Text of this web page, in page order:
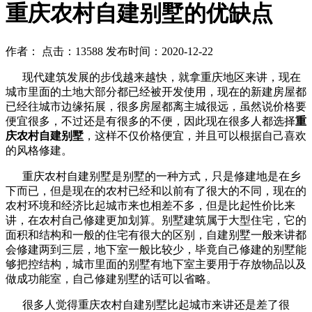
重庆农村自建别墅的优缺点
作者： 点击：13588 发布时间：2020-12-22
现代建筑发展的步伐越来越快，就拿重庆地区来讲，现在
城市里面的土地大部分都已经被开发使用，现在的新建房屋都
已经往城市边缘拓展，很多房屋都离主城很远，虽然说价格要
便宜很多，不过还是有很多的不便，因此现在很多人都选择重
庆农村自建别墅 ，这样不仅价格便宜，并且可以根据自己喜欢
的风格修建。
重庆农村自建别墅是别墅的一种方式，只是修建地是在乡
下而已，但是现在的农村已经和以前有了很大的不同，现在的
农村环境和经济比起城市来也相差不多，但是比起性价比来
讲，在农村自己修建更加划算。别墅建筑属于大型住宅，它的
面积和结构和一般的住宅有很大的区别，自建别墅一般来讲都
会修建两到三层，地下室一般比较少，毕竟自己修建的别墅能
够把控结构，城市里面的别墅有地下室主要用于存放物品以及
做成功能室，自己修建别墅的话可以省略。
很多人觉得重庆农村自建别墅比起城市来讲还是差了很